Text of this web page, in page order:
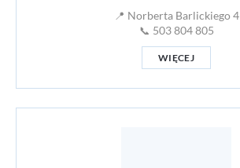
📍 Norberta Barlickiego 4
📞 503 804 805
WIĘCEJ